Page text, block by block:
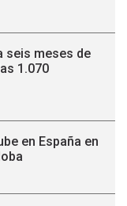
seis meses de
1.070
en España en